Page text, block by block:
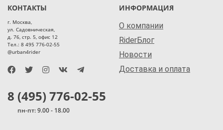
КОНТАКТЫ
г. Москва,
ул. Садовническая,
д. 76, стр. 5, офис 12
Тел.: 8 495 776-02-55
@urban4rider
ИНФОРМАЦИЯ
О компании
RiderБлог
Новости
Доставка и оплата
8 (495) 776-02-55
пн-пт: 9.00 - 18.00